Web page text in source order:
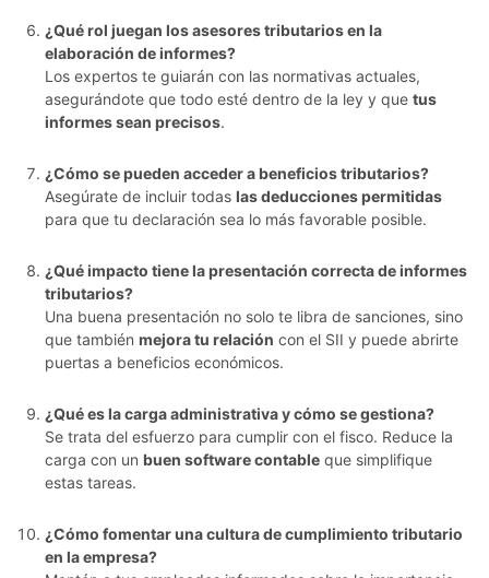
¿Qué rol juegan los asesores tributarios en la
elaboración de informes?
Los expertos te guiarán con las normativas actuales,
asegurándote que todo esté dentro de la ley y que tus
informes sean precisos.
¿Cómo se pueden acceder a beneficios tributarios?
Asegúrate de incluir todas las deducciones permitidas
para que tu declaración sea lo más favorable posible.
¿Qué impacto tiene la presentación correcta de informes
tributarios?
Una buena presentación no solo te libra de sanciones, sino
que también mejora tu relación con el SII y puede abrirte
puertas a beneficios económicos.
¿Qué es la carga administrativa y cómo se gestiona?
Se trata del esfuerzo para cumplir con el fisco. Reduce la
carga con un buen software contable que simplifique
estas tareas.
¿Cómo fomentar una cultura de cumplimiento tributario
en la empresa?